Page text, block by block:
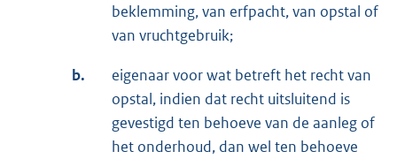
beklemming, van erfpacht, van opstal of
van vruchtgebruik;
b.
eigenaar voor wat betreft het recht van
opstal, indien dat recht uitsluitend is
gevestigd ten behoeve van de aanleg of
het onderhoud, dan wel ten behoeve